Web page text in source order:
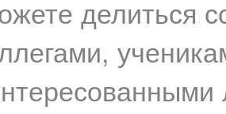
делиться